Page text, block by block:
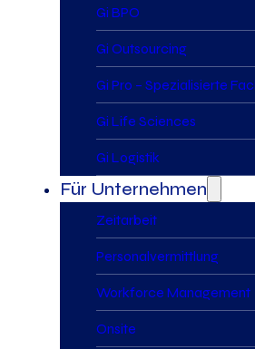
Gi BPO
Gi Outsourcing
Gi Pro – Spezialisierte
Gi Life Sciences
Gi Logistik
Für Unternehmen
Zeitarbeit
Personalvermittlung
Workforce Management
Onsite